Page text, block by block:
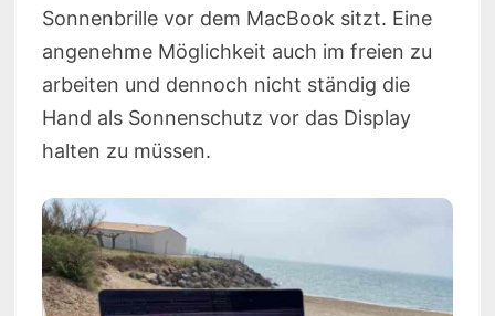
Sonnenbrille vor dem MacBook sitzt. Eine
angenehme Möglichkeit auch im freien zu
arbeiten und dennoch nicht ständig die
Hand als Sonnenschutz vor das Display
halten zu müssen.